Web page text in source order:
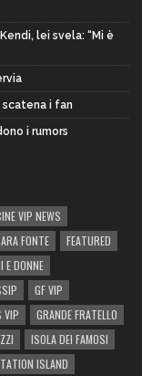
lei svela: “Mi è
i fan
i rumors
VIP NEWS
FONTE
FEATURED
E DONNE
GF VIP
VIP
GRANDE FRATELLO
ISOLA DEI FAMOSI
ISLAND